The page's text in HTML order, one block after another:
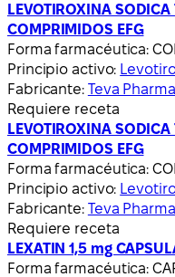
LEVOTIROXINA
COMPRIMIDOS EFG
Forma farmacéutica:
Principio activo:
Fabricante: Teva Pharma
Requiere receta
LEVOTIROXINA
COMPRIMIDOS EFG
Forma farmacéutica:
Principio activo:
Fabricante: Teva Pharma
Requiere receta
LEXATIN 1,5 mg
Forma farmacéutica: